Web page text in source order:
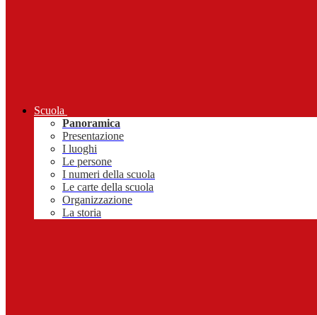
Scuola
Panoramica
Presentazione
I luoghi
Le persone
I numeri della scuola
Le carte della scuola
Organizzazione
La storia